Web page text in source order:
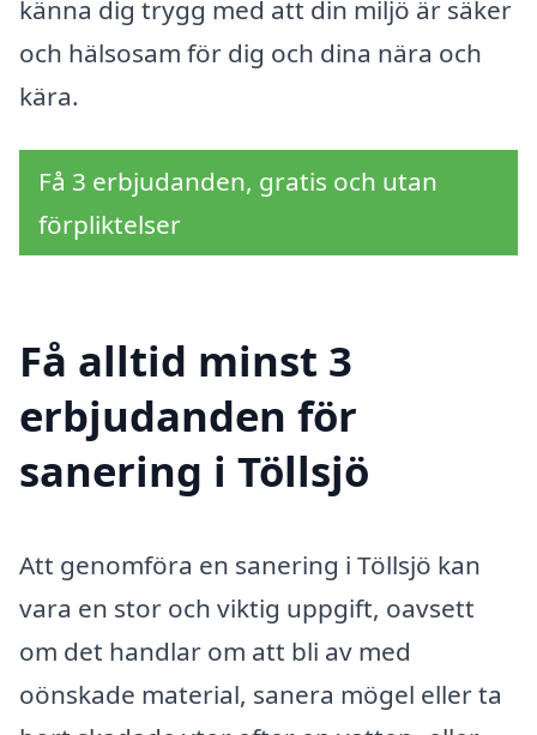
känna dig trygg med att din miljö är säker
och hälsosam för dig och dina nära och
kära.
Få 3 erbjudanden, gratis och utan
förpliktelser
Få alltid minst 3
erbjudanden för
sanering i Töllsjö
Att genomföra en sanering i Töllsjö kan
vara en stor och viktig uppgift, oavsett
om det handlar om att bli av med
oönskade material, sanera mögel eller ta